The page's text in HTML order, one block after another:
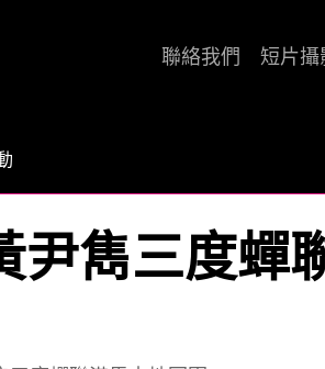
聯絡我們 短片攝
尹雋三度蟬